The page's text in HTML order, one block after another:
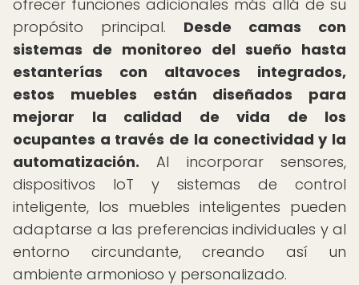
ofrecer funciones adicionales más allá de su
propósito principal. Desde camas con
sistemas de monitoreo del sueño hasta
estanterías con altavoces integrados,
estos muebles están diseñados para
mejorar la calidad de vida de los
ocupantes a través de la conectividad y la
automatización. Al incorporar sensores,
dispositivos IoT y sistemas de control
inteligente, los muebles inteligentes pueden
adaptarse a las preferencias individuales y al
entorno circundante, creando así un
ambiente armonioso y personalizado.